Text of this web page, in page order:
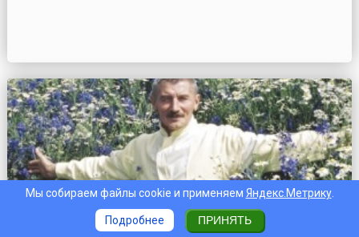
Мы собираем файлы cookie и применяем Яндекс.Метрику.
Подробнее ПРИНЯТЬ